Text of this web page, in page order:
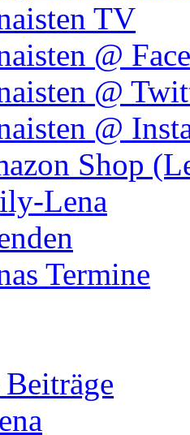
TV
@
@
@
Shop
Lena
Termine